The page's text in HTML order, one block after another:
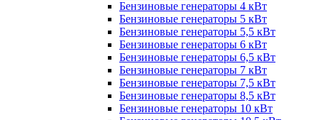
Бензиновые генераторы 4 кВт
Бензиновые генераторы 5 кВт
Бензиновые генераторы 5,5 кВт
Бензиновые генераторы 6 кВт
Бензиновые генераторы 6,5 кВт
Бензиновые генераторы 7 кВт
Бензиновые генераторы 7,5 кВт
Бензиновые генераторы 8,5 кВт
Бензиновые генераторы 10 кВт